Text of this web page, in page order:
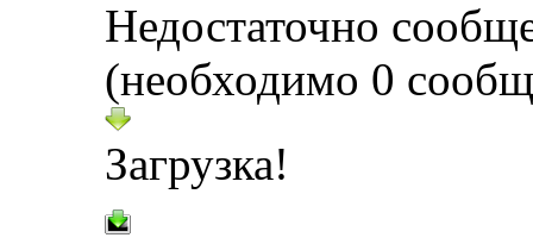
Недостаточно
(необходимо 0
Загрузка!